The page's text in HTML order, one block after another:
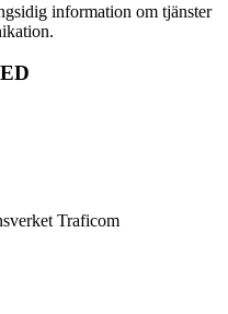
information om tjänster
Traficom